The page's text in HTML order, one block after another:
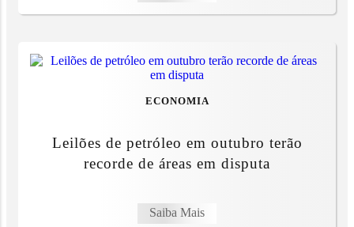
ECONOMIA
Leilões de petróleo em outubro terão
recorde de áreas em disputa
Saiba Mais